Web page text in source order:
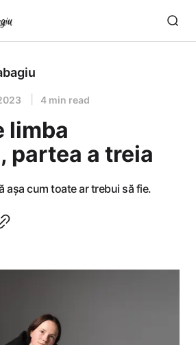
4 min read
limba
partea a treia
așa cum toate ar trebui să fie.